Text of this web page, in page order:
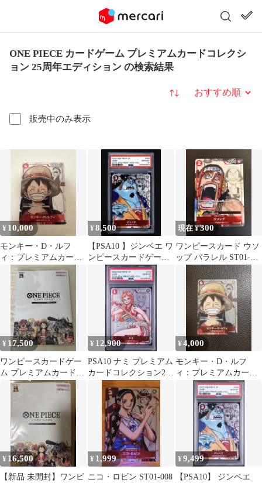
ONE PIECE カードゲーム プレミアムカードコレクシ
ョン 25周年エディション の検索結果
販売中のみ表示
並び替え
¥ 10,000
モンキー・D・ルフ
ィ：プレミアムカード
コレクション 25周年エ
ディション P …
¥8,500
【PSA10 】ジンベエ ワ
ンピースカードゲーム
25周年エディション
現在 ¥300
ワンピースカード ウソ
ップ パラレル ST01-
002
¥ 17,500
ワンピースカードゲー
ム プレミアムカードコ
レクション 25周年エデ
ィション
¥ 12,900
PSA10 ナミ プレミアム
カードコレクション25
周年エディション
¥4,000
モンキー・D・ルフ
ィ：プレミアムカード
コレクション 25周年エ
ディション P …
¥ 16,500
【新品 未開封】ワンピ
¥ 1,999
ニコ・ロビン ST01-008
¥9,499
【PSA10】 ジンベエ